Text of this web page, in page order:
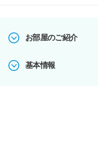
お部屋のご紹介
基本情報